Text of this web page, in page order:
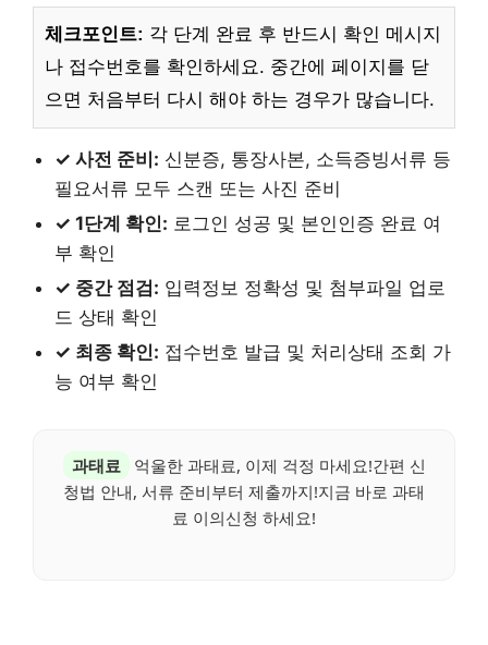
체크포인트: 각 단계 완료 후 반드시 확인 메시지
나 접수번호를 확인하세요. 중간에 페이지를 닫
으면 처음부터 다시 해야 하는 경우가 많습니다.
✓ 사전 준비: 신분증, 통장사본, 소득증빙서류 등
필요서류 모두 스캔 또는 사진 준비
✓ 1단계 확인: 로그인 성공 및 본인인증 완료 여
부 확인
✓ 중간 점검: 입력정보 정확성 및 첨부파일 업로
드 상태 확인
✓ 최종 확인: 접수번호 발급 및 처리상태 조회 가
능 여부 확인
과태료
억울한 과태료, 이제 걱정 마세요!간편 신
청법 안내, 서류 준비부터 제출까지!지금 바로 과태
료 이의신청 하세요!